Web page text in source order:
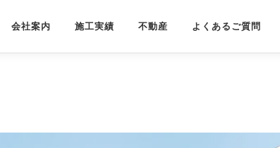
会社案内 施工実績 不動産 よくあるご質問